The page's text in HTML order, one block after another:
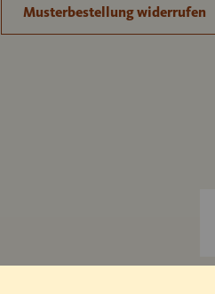
Musterbestellung widerrufen